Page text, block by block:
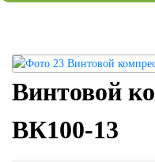
Винтовой
ВК100-13